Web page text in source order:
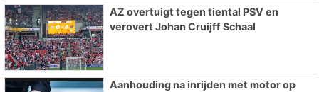
AZ overtuigt tegen tiental PSV en
verovert Johan Cruijff Schaal
Aanhouding na inrijden met motor op